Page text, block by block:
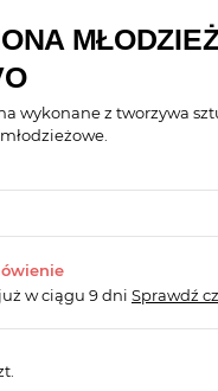
wykonane z tworzywa
w ciągu 9 dni Sprawdź